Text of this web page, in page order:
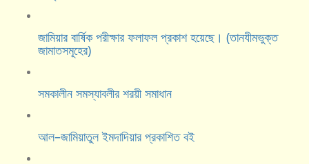
জামিয়ার বার্ষিক পরীক্ষার ফলাফল প্রকাশ হয়েছে। (তানযীমভুক্ত
জামাতসমূহের)
সমকালীন সমস্যাবলীর শরয়ী সমাধান
আল–জামিয়াতুল ইমদাদিয়ার প্রকাশিত বই